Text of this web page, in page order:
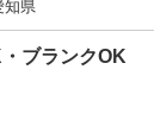
知県
ブランクOK